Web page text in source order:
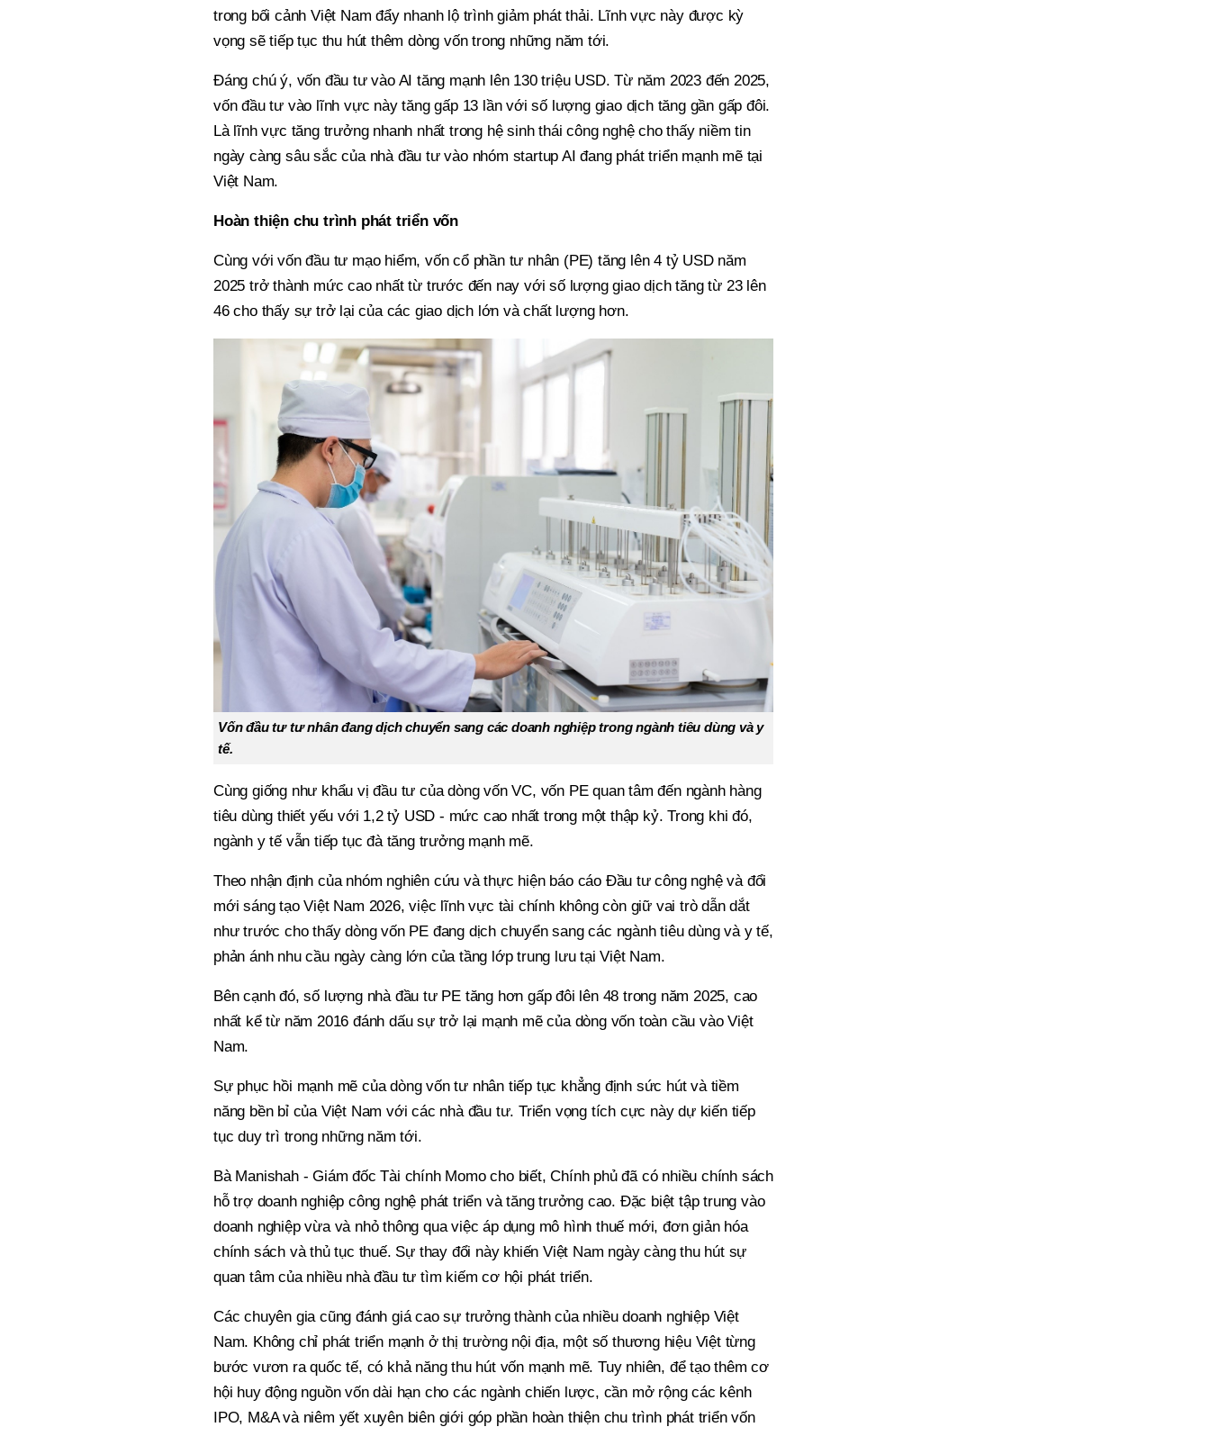
trong bối cảnh Việt Nam đẩy nhanh lộ trình giảm phát thải. Lĩnh vực này được kỳ
vọng sẽ tiếp tục thu hút thêm dòng vốn trong những năm tới.
Đáng chú ý, vốn đầu tư vào AI tăng mạnh lên 130 triệu USD. Từ năm 2023 đến 2025,
vốn đầu tư vào lĩnh vực này tăng gấp 13 lần với số lượng giao dịch tăng gần gấp đôi.
Là lĩnh vực tăng trưởng nhanh nhất trong hệ sinh thái công nghệ cho thấy niềm tin
ngày càng sâu sắc của nhà đầu tư vào nhóm startup AI đang phát triển mạnh mẽ tại
Việt Nam.
Hoàn thiện chu trình phát triển vốn
Cùng với vốn đầu tư mạo hiểm, vốn cổ phần tư nhân (PE) tăng lên 4 tỷ USD năm
2025 trở thành mức cao nhất từ trước đến nay với số lượng giao dịch tăng từ 23 lên
46 cho thấy sự trở lại của các giao dịch lớn và chất lượng hơn.
Vốn đầu tư tư nhân đang dịch chuyển sang các doanh nghiệp trong ngành tiêu dùng và y
tế.
Cùng giống như khẩu vị đầu tư của dòng vốn VC, vốn PE quan tâm đến ngành hàng
tiêu dùng thiết yếu với 1,2 tỷ USD - mức cao nhất trong một thập kỷ. Trong khi đó,
ngành y tế vẫn tiếp tục đà tăng trưởng mạnh mẽ.
Theo nhận định của nhóm nghiên cứu và thực hiện báo cáo Đầu tư công nghệ và đổi
mới sáng tạo Việt Nam 2026, việc lĩnh vực tài chính không còn giữ vai trò dẫn dắt
như trước cho thấy dòng vốn PE đang dịch chuyển sang các ngành tiêu dùng và y tế,
phản ánh nhu cầu ngày càng lớn của tầng lớp trung lưu tại Việt Nam.
Bên cạnh đó, số lượng nhà đầu tư PE tăng hơn gấp đôi lên 48 trong năm 2025, cao
nhất kể từ năm 2016 đánh dấu sự trở lại mạnh mẽ của dòng vốn toàn cầu vào Việt
Nam.
Sự phục hồi mạnh mẽ của dòng vốn tư nhân tiếp tục khẳng định sức hút và tiềm
năng bền bỉ của Việt Nam với các nhà đầu tư. Triển vọng tích cực này dự kiến tiếp
tục duy trì trong những năm tới.
Bà Manishah - Giám đốc Tài chính Momo cho biết, Chính phủ đã có nhiều chính sách
hỗ trợ doanh nghiệp công nghệ phát triển và tăng trưởng cao. Đặc biệt tập trung vào
doanh nghiệp vừa và nhỏ thông qua việc áp dụng mô hình thuế mới, đơn giản hóa
chính sách và thủ tục thuế. Sự thay đổi này khiến Việt Nam ngày càng thu hút sự
quan tâm của nhiều nhà đầu tư tìm kiếm cơ hội phát triển.
Các chuyên gia cũng đánh giá cao sự trưởng thành của nhiều doanh nghiệp Việt
Nam. Không chỉ phát triển mạnh ở thị trường nội địa, một số thương hiệu Việt từng
bước vươn ra quốc tế, có khả năng thu hút vốn mạnh mẽ. Tuy nhiên, để tạo thêm cơ
hội huy động nguồn vốn dài hạn cho các ngành chiến lược, cần mở rộng các kênh
IPO, M&A và niêm yết xuyên biên giới góp phần hoàn thiện chu trình phát triển vốn